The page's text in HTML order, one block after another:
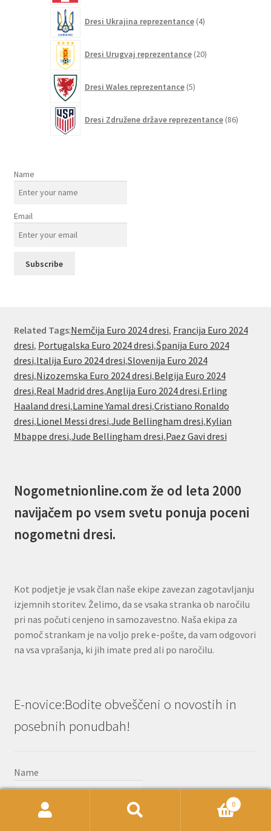
Dresi Ukrajina reprezentance 4izdelki
Dresi Urugvaj reprezentance 20izdelkov
Dresi Wales reprezentance 5izdelkov
Dresi Združene države reprezentance 86izdelkov
Name
Email
Related Tags:Nemčija Euro 2024 dresi, Francija Euro 2024
dresi, Portugalska Euro 2024 dresi,Španija Euro 2024
dresi,Italija Euro 2024 dresi,Slovenija Euro 2024
dresi,Nizozemska Euro 2024 dresi,Belgija Euro 2024
dresi,Real Madrid dres,Anglija Euro 2024 dresi,Erling
Haaland dresi,Lamine Yamal dresi,Cristiano Ronaldo
dresi,Lionel Messi dresi,Jude Bellingham dresi,Kylian
Mbappe dresi,Jude Bellingham dresi,Paez Gavi dresi
Nogometnionline.com že od leta 2000
navijačem po vsem svetu ponuja poceni
nogometni dresi.
Kot podjetje je vsak član naše ekipe zavezan zagotavljanju
izjemnih storitev. Želimo, da se vsaka stranka ob naročilu
pri nas počuti cenjeno in samozavestno. Naša ekipa za
pomoč strankam je na voljo prek e-pošte, da vam odgovori
na vsa vprašanja, ki jih imate pred ali po naročilu.
E-novice:Bodite obveščeni o novostih in
posebnih ponudbah!
Name
0